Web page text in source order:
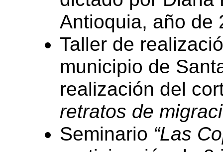
Antioquia, año de
Taller de
municipio de
realización del
retratos de
Seminario “Las